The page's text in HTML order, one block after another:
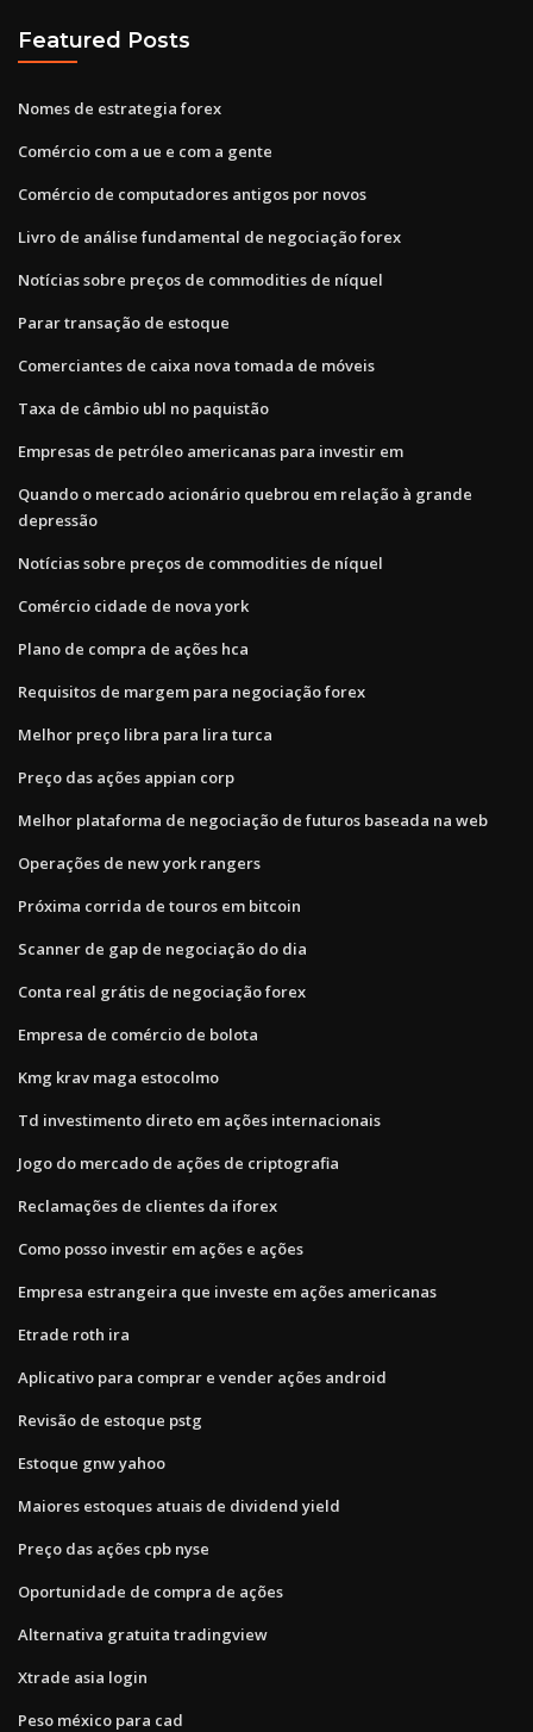
Featured Posts
Nomes de estrategia forex
Comércio com a ue e com a gente
Comércio de computadores antigos por novos
Livro de análise fundamental de negociação forex
Notícias sobre preços de commodities de níquel
Parar transação de estoque
Comerciantes de caixa nova tomada de móveis
Taxa de câmbio ubl no paquistão
Empresas de petróleo americanas para investir em
Quando o mercado acionário quebrou em relação à grande
depressão
Notícias sobre preços de commodities de níquel
Comércio cidade de nova york
Plano de compra de ações hca
Requisitos de margem para negociação forex
Melhor preço libra para lira turca
Preço das ações appian corp
Melhor plataforma de negociação de futuros baseada na web
Operações de new york rangers
Próxima corrida de touros em bitcoin
Scanner de gap de negociação do dia
Conta real grátis de negociação forex
Empresa de comércio de bolota
Kmg krav maga estocolmo
Td investimento direto em ações internacionais
Jogo do mercado de ações de criptografia
Reclamações de clientes da iforex
Como posso investir em ações e ações
Empresa estrangeira que investe em ações americanas
Etrade roth ira
Aplicativo para comprar e vender ações android
Revisão de estoque pstg
Estoque gnw yahoo
Maiores estoques atuais de dividend yield
Preço das ações cpb nyse
Oportunidade de compra de ações
Alternativa gratuita tradingview
Xtrade asia login
Peso méxico para cad